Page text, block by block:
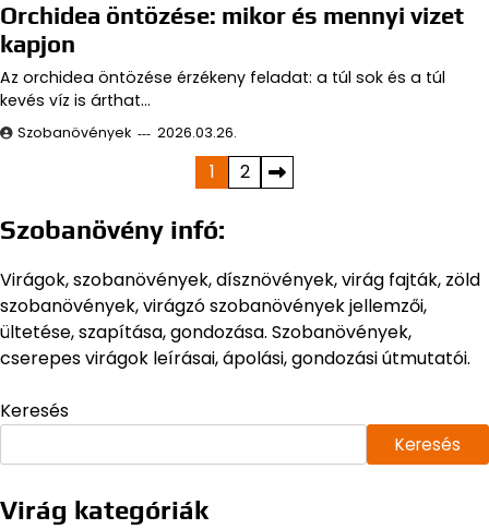
Orchidea öntözése: mikor és mennyi vizet
kapjon
Az orchidea öntözése érzékeny feladat: a túl sok és a túl
kevés víz is árthat…
Szobanövények 2026.03.26.
lapozása
1 2
Szobanövény infó:
Virágok, szobanövények, dísznövények, virág fajták, zöld
szobanövények, virágzó szobanövények jellemzői,
ültetése, szapítása, gondozása. Szobanövények,
cserepes virágok leírásai, ápolási, gondozási útmutatói.
Keresés
Keresés
Virág kategóriák